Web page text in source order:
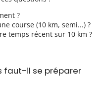
?
course (10 km, semi...) ?
temps récent sur 10 km ?
faut-il se préparer